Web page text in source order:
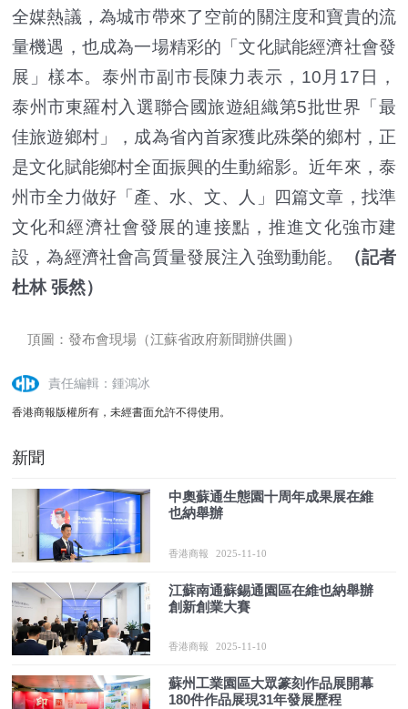
全媒熱議，為城市帶來了空前的關注度和寶貴的流
量機遇，也成為一場精彩的「文化賦能經濟社會發
展」樣本。泰州市副市長陳力表示，10月17日，
泰州市東羅村入選聯合國旅遊組織第5批世界「最
佳旅遊鄉村」，成為省內首家獲此殊榮的鄉村，正
是文化賦能鄉村全面振興的生動縮影。近年來，泰
州市全力做好「產、水、文、人」四篇文章，找準
文化和經濟社會發展的連接點，推進文化強市建
設，為經濟社會高質量發展注入強勁動能。
（記者
杜林 張然）
頂圖：發布會現場（江蘇省政府新聞辦供圖）
責任編輯：鍾鴻冰
香港商報版權所有，未經書面允許不得使用。
新聞
中奧蘇通生態園十周年成果展在維
也納舉辦
香港商報 2025-11-10
江蘇南通蘇錫通園區在維也納舉辦
創新創業大賽
香港商報 2025-11-10
蘇州工業園區大眾篆刻作品展開幕
180件作品展現31年發展歷程